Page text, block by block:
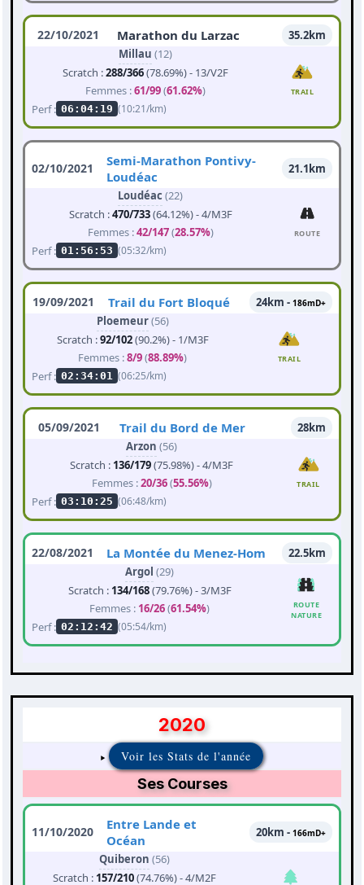
22/10/2021 Marathon du Larzac
35.2km
Millau (12)
Scratch :288/366(78.69%) - 13/V2F
Femmes :61/99(61.62%)
Perf : 06:04:19 (10:21/km)
TRAIL
02/10/2021
Semi-Marathon Pontivy-
Loudéac
21.1km
Loudéac (22)
Scratch :470/733(64.12%) - 4/M3F
Femmes :42/147(28.57%)
Perf : 01:56:53 (05:32/km)
ROUTE
19/09/2021 Trail du Fort Bloqué 24km - 186mD+
Ploemeur(56)
Scratch :92/102(90.2%) - 1/M3F
Femmes :8/9(88.89%)
Perf : 02:34:01 (06:25/km)
TRAIL
05/09/2021 Trail du Bord de Mer
28km
Arzon (56)
Scratch : 136/179(75.98%) - 4/M3F
Femmes :20/36(55.56%)
Perf : 03:10:25 (06:48/km)
TRAIL
22/08/2021 La Montée du Menez-Hom
22.5km
Argol (29)
Scratch : 134/168(79.76%) - 3/M3F
Femmes : 16/26(61.54%)
Perf : 02:12:42 (05:54/km)
ROUTE
NATURE
2020
Voir les Stats de l'année
Ses Courses
11/10/2020
Entre Lande et
Océan
20km - 166mD+
Quiberon (56)
Scratch : 157/210(74.76%) - 4/M2F